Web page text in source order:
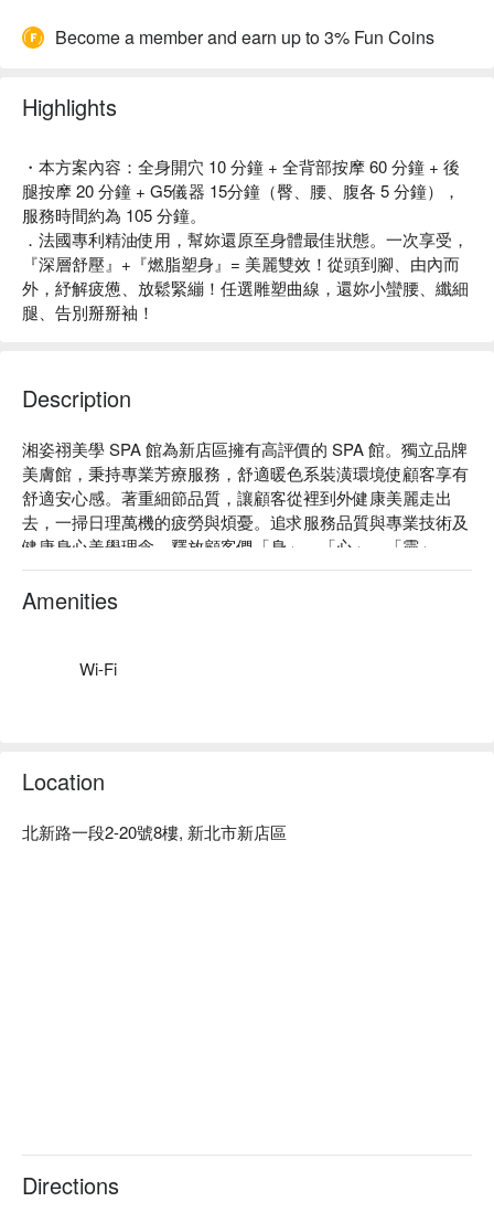
Become a member and earn up to 3% Fun Coins
Highlights
・本方案內容：全身開穴 10 分鐘 + 全背部按摩 60 分鐘 + 後
腿按摩 20 分鐘 + G5儀器 15分鐘（臀、腰、腹各 5 分鐘），
服務時間約為 105 分鐘。
．法國專利精油使用，幫妳還原至身體最佳狀態。一次享受，
『深層舒壓』+『燃脂塑身』= 美麗雙效！從頭到腳、由內而
外，紓解疲憊、放鬆緊繃！任選雕塑曲線，還妳小蠻腰、纖細
腿、告別掰掰袖！
Description
湘姿祤美學 SPA 館為新店區擁有高評價的 SPA 館。獨立品牌
美膚館，秉持專業芳療服務，舒適暖色系裝潢環境使顧客享有
舒適安心感。著重細節品質，讓顧客從裡到外健康美麗走出
去，一掃日理萬機的疲勞與煩憂。追求服務品質與專業技術及
健康身心美學理念，釋放顧客們「身」、「心」、「靈」。
湘姿祤美學 SPA 館：Google 4.9 星、平台 5 星好評
湘姿祤美學 SPA 館的服務範圍：臉部拉提緊緻、無痛粉刺清
湘姿祤美學 SPA 館預約、價格立刻查看⬇︎
Amenities
Wi-Fi
Location
北新路一段2-20號8樓, 新北市新店區
Directions